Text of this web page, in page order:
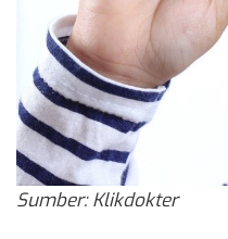
Sumber: Klikdokter